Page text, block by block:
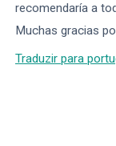
recomendaría a
Muchas gracias
Traduzir para